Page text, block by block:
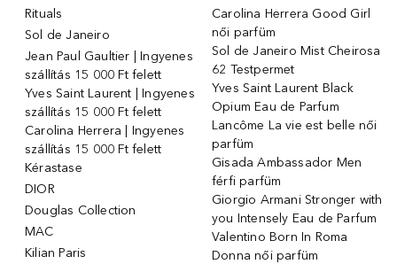
Rituals
Sol de Janeiro
Jean Paul Gaultier | Ingyenes
szállítás 15 000 Ft felett
Yves Saint Laurent | Ingyenes
szállítás 15 000 Ft felett
Carolina Herrera | Ingyenes
szállítás 15 000 Ft felett
Kérastase
DIOR
Douglas Collection
MAC
Kilian Paris
Carolina Herrera Good Girl
női parfüm
Sol de Janeiro Mist Cheirosa
62 Testpermet
Yves Saint Laurent Black
Opium Eau de Parfum
Lancôme La vie est belle női
parfüm
Gisada Ambassador Men
férfi parfüm
Giorgio Armani Stronger with
you Intensely Eau de Parfum
Valentino Born In Roma
Donna női parfüm